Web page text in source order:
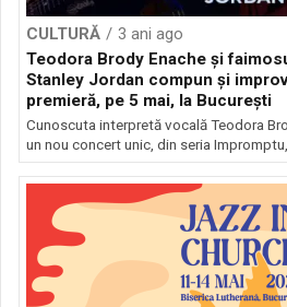
CULTURĂ
3 ani ago
Teodora Brody Enache și
Stanley Jordan compun și
premieră, pe 5 mai, la București
Cunoscuta interpretă vocală Teodora
un nou concert unic, din seria